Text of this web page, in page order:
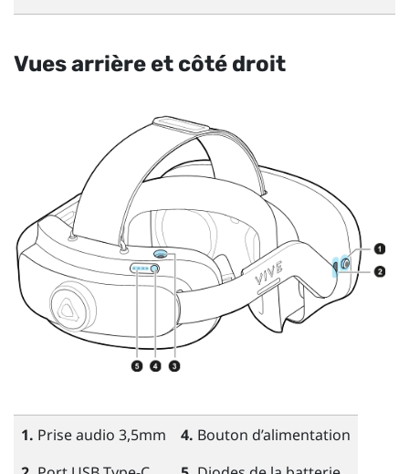
Vues arrière et côté droit
1. Prise audio 3,5mm
4. Bouton d’alimentation